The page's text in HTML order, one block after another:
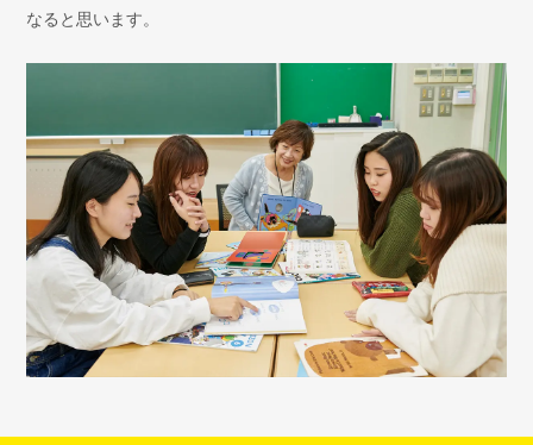
なると思います。